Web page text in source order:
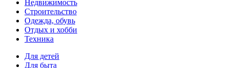
Недвижимость
Строительство
Одежда, обувь
Отдых и хобби
Техника
Для детей
Для быта